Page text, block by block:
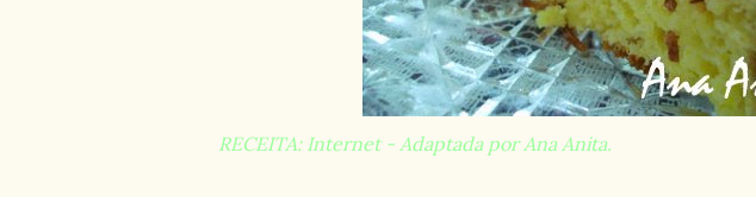
RECEITA: Internet - Adaptada por Ana Anita.